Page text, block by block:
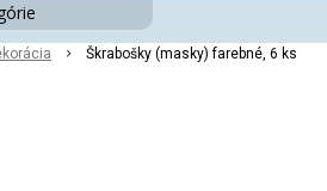
Škrabošky (masky) farebné, 6 ks